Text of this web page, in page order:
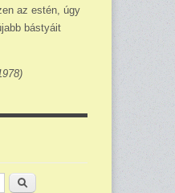
az estén, úgy
bástyáit
Keresés